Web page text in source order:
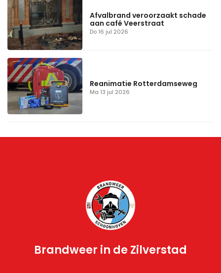
Do 16 jul 2026
Afvalbrand veroorzaakt schade
aan café Veerstraat
Ma 13 jul 2026
Reanimatie Rotterdamseweg
Brandweer in de Zilverstad